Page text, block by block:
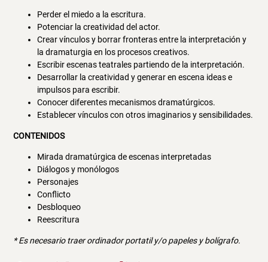
Perder el miedo a la escritura.
Potenciar la creatividad del actor.
Crear vínculos y borrar fronteras entre la interpretación y
la dramaturgia en los procesos creativos.
Escribir escenas teatrales partiendo de la interpretación.
Desarrollar la creatividad y generar en escena ideas e
impulsos para escribir.
Conocer diferentes mecanismos dramatúrgicos.
Establecer vínculos con otros imaginarios y sensibilidades.
CONTENIDOS
Mirada dramatúrgica de escenas interpretadas
Diálogos y monólogos
Personajes
Conflicto
Desbloqueo
Reescritura
* Es necesario traer ordinador portatil y/o papeles y bolígrafo.